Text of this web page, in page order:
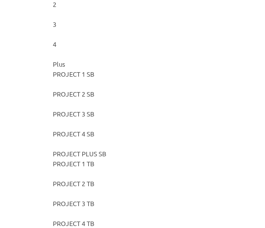
2
3
4
Plus
PROJECT 1 SB
PROJECT 2 SB
PROJECT 3 SB
PROJECT 4 SB
PROJECT PLUS SB
PROJECT 1 TB
PROJECT 2 TB
PROJECT 3 TB
PROJECT 4 TB